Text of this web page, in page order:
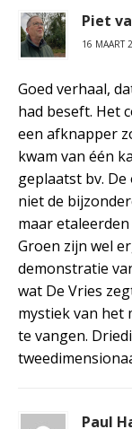
Piet
16 MAART
Goed verhaal,
had beseft. Het
een afknapper
kwam van één
geplaatst bv.
niet de
maar
Groen zijn wel
demonstratie
wat De Vries
mystiek van het
te vangen.
Paul